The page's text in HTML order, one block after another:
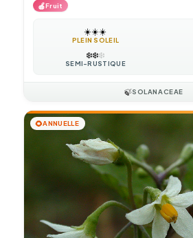
🍎Fruit
☀️☀️☀️
PLEIN SOLEIL
❄️❄️❄️
SEMI-RUSTIQUE
🍃SOLANACEAE
🌻ANNUELLE